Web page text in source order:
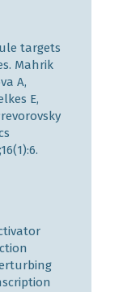
targets
Mahrik
A,
E,